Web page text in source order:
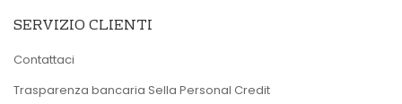
SERVIZIO CLIENTI
Contattaci
Trasparenza bancaria Sella Personal Credit